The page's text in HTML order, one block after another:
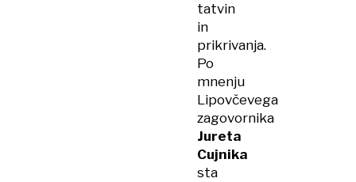
tatvin
in
prikrivanja.
Po
mnenju
Lipovčevega
zagovornika
Jureta
Cujnika
sta